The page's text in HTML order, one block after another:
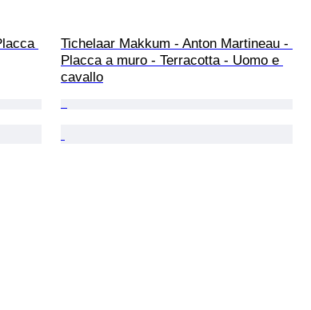
Tichelaar Makkum - Anton Martineau -
Placca a muro - Terracotta - Uomo e
cavallo